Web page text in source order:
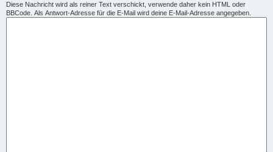
Diese Nachricht wird als reiner Text verschickt, verwende daher kein HTML oder
BBCode. Als Antwort-Adresse für die E-Mail wird deine E-Mail-Adresse angegeben.